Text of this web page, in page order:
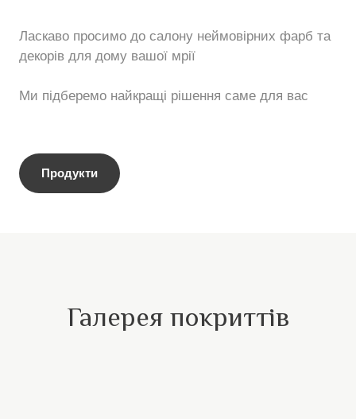
Ласкаво просимо до салону неймовірних фарб та
декорів для дому вашої мрії
Ми підберемо найкращі рішення саме для вас
Продукти
Галерея покриттів